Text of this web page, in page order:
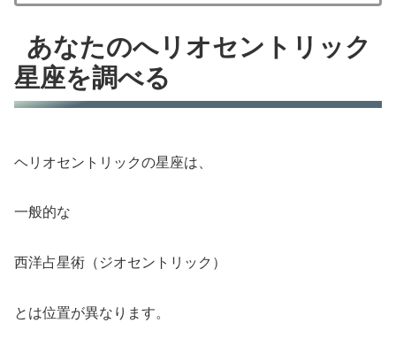
あなたのへリオセントリック
星座を調べる
ヘリオセントリックの星座は、
一般的な
西洋占星術（ジオセントリック）
とは位置が異なります。